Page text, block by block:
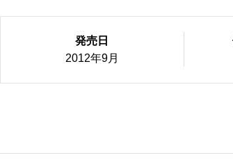
発売日
2012年9月